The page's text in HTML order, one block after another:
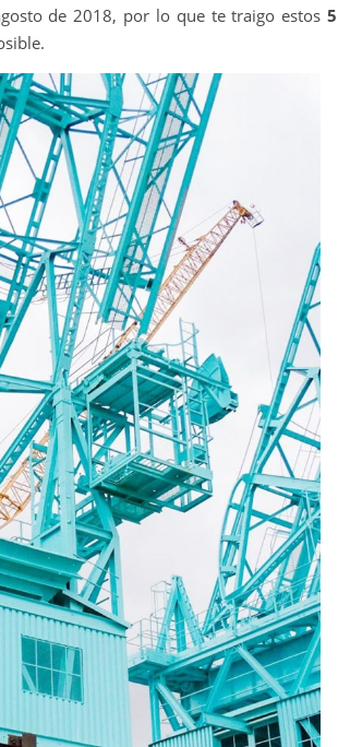
de 2018, por lo que te traigo estos 5